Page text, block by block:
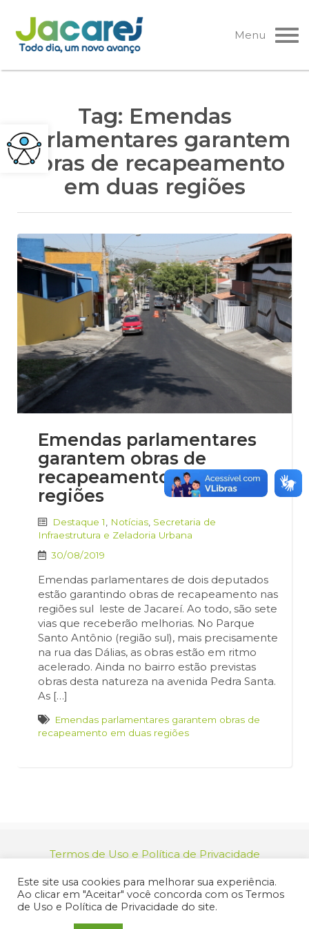
Pular
para
o
Menu
Tag: Emendas
parlamentares garantem
obras de recapeamento
em duas regiões
Emendas parlamentares
garantem obras de
recapeamento em duas
regiões
Destaque 1 Notícias Secretaria de
Infraestrutura e Zeladoria Urbana
30/08/2019
Emendas parlamentares de dois deputados
estão garantindo obras de recapeamento nas
regiões sul leste de Jacareí. Ao todo, são sete
vias que receberão melhorias. No Parque
Santo Antônio (região sul), mais precisamente
na rua das Dálias, as obras estão em ritmo
acelerado. Ainda no bairro estão previstas
obras desta natureza na avenida Pedra Santa.
As […]
Emendas parlamentares garantem obras de
recapeamento em duas regiões
Termos de Uso e Política de Privacidade
46.694.139/0001-83 | (12) 3955-9000
Endereço: Praça dos Três Poderes, 73 - Centro -
Jacareí/SP - CEP 12327-170
Este site usa cookies para melhorar sua experiência.
Ao clicar em "Aceitar" você concorda com os Termos
de Uso e Política de Privacidade do site.